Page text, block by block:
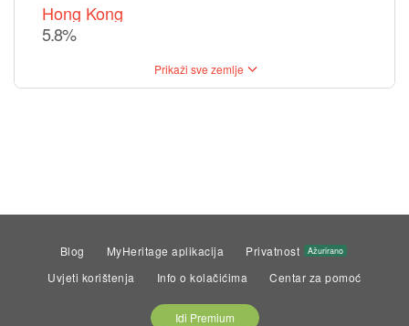
Hong Kong
5.8%
Prikaži sve zemlje
Blog MyHeritage aplikacija Privatnost Ažurirano
Uvjeti korištenja Info o kolačićima Centar za pomoć
Idi Premium